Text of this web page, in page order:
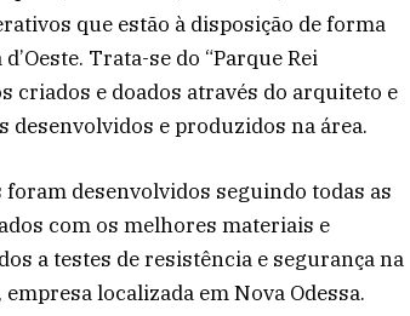
que estão à disposição de forma
Trata-se do “Parque Rei
criados e doados através do arquiteto e
e produzidos na área.
desenvolvidos seguindo todas as
com os melhores materiais e
a testes de resistência e segurança na
localizada em Nova Odessa.